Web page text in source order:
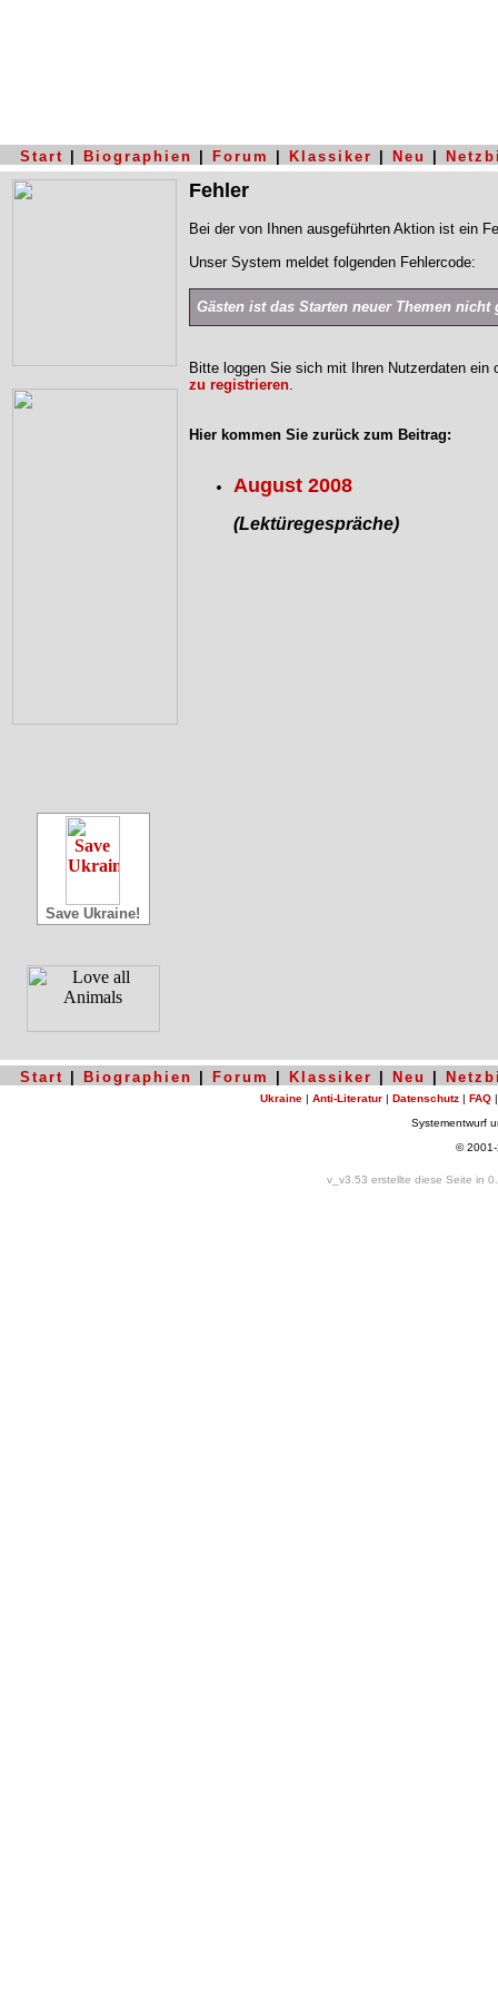
Start Biographien Forum Klassiker Neu
Save Ukraine!
Fehler
Bei der von Ihnen ausgeführten Aktion ist ein
Unser System meldet folgenden Fehlercode:
Gästen ist das Starten neuer Themen nicht
Bitte loggen Sie sich mit Ihren Nutzerdaten
zu registrieren.
Hier kommen Sie zurück zum Beitrag:
August 2008
(Lektüregespräche)
Start Biographien Forum Klassiker Neu
Ukraine | Anti-Literatur | Datenschutz | FAQ
Systementwurf
©
v_v3.53 erstellte diese Seite in